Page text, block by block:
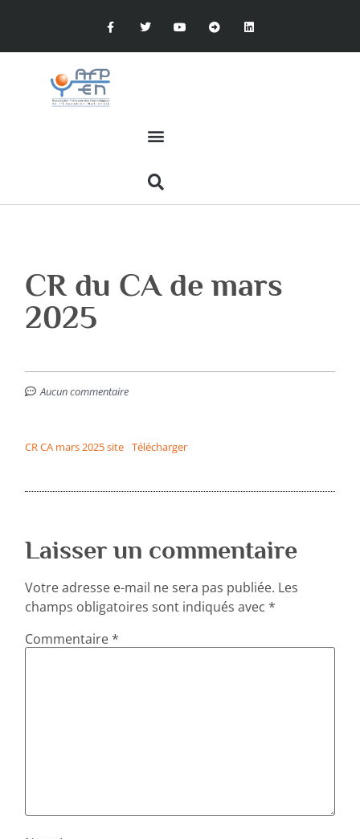
CR du CA de mars
2025
Aucun commentaire
CR CA mars 2025 site Télécharger
Laisser un commentaire
Votre adresse e-mail ne sera pas publiée. Les
champs obligatoires sont indiqués avec*
Commentaire*